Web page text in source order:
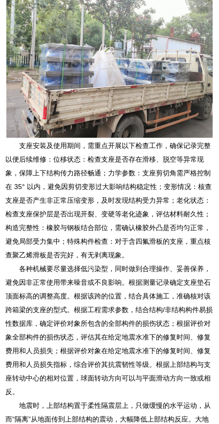
支座安装及使用期间，需重点开展以下检查工作，确保记录完整
以便后续维修：位移状态：检查支座是否存在滑移、脱空等异常现
象，保障上下结构传力路径畅通；力学参数：支座剪切角需严格控制
在 35° 以内，避免因剪切变形过大影响结构稳定性；变形情况：核查
支座是否产生非正常压缩变形，及时发现结构受力异常；老化状态：
检查支座保护层是否出现开裂、变硬等老化迹象，评估材料耐久性；
构造完整性：橡胶与钢板结合部位，需确认橡胶外凸是否均匀正常，
避免局部受力集中；特殊构件检查：对于含四氟滑板的支座，重点核
查聚乙烯滑板是否完好，有无剥离现象。
各种机械要尽量选择低污染型，同时做到合理操作、妥善保养，
避免因非正常使用带来噪音或不良影响。根据测量记录确定支座垫石
顶面标高的调整高度。根据该跨的位置，结合具体施工，准确核对该
跨箱梁的支座的型式。根据工程需求参数，结合结构/非结构构件易损
性数据库，确定评价对象所包含的全部构件的损伤状态；根据评价对
象全部构件的损伤状态，评估其在给定地震水准下的修复时间、修复
费用和人员损失；根据评价对象在给定地震水准下的修复时间、修复
费用和人员损失指标，综合评价其抗震韧性等级。根据上部结构与支
座转动中心的相对位置，球面转动方向可以与平面滑动方向一致或相
反。
地震时，上部结构置于柔性隔震层上，只做缓慢的水平运动，从
而“隔离”从地面传到上部结构的震动，大幅降低上部结构反应。大地